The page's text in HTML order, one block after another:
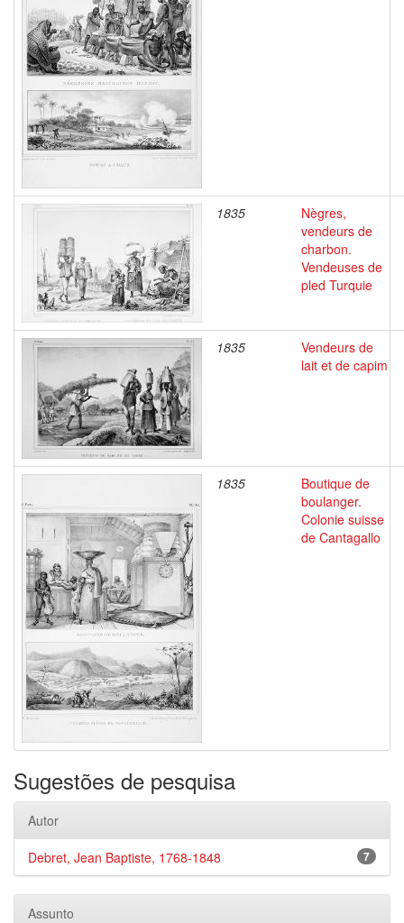
1835
Nègres,
vendeurs de
charbon.
Vendeuses de
pled Turquie
1835
Vendeurs de
lait et de capim
1835
Boutique de
boulanger.
Colonie suisse
de Cantagallo
Sugestões de pesquisa
Autor
7
Debret, Jean Baptiste, 1768-1848
Assunto